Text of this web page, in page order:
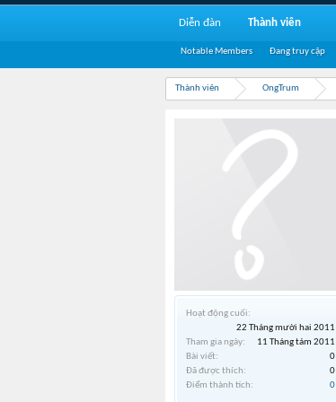
Thành viên OngTrum
Hoạt động cuối:
22 Tháng mười hai 2011
Tham gia ngày:
11 Tháng tám 2011
Bài viết:
0
Đã được thích:
0
Điểm thành tích:
0
Diễn đàn Thành viên
Notable Members Đang truy cập